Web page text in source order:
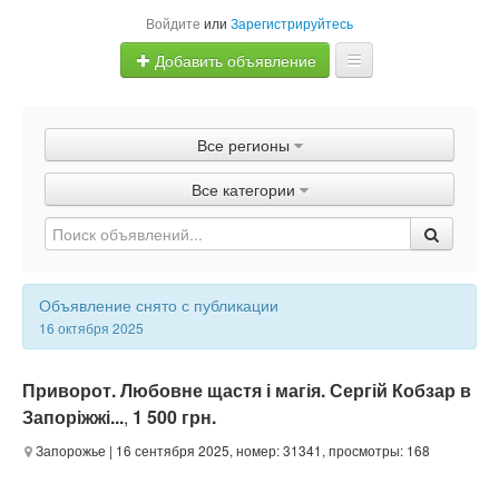
Войдите или Зарегистрируйтесь
Добавить объявление
Объявления
Быстрая продажа
Все регионы
Все категории
Объявление снято с публикации
16 октября 2025
Приворот. Любовне щастя і магія. Сергій Кобзар в
Запоріжжі..., 1 500 грн.
Запорожье | 16 сентября 2025, номер: 31341, просмотры: 168